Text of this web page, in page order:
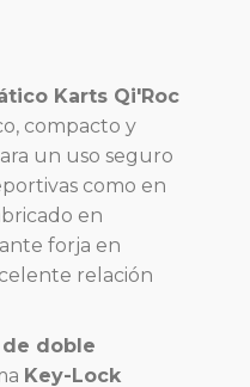
Karts Qi'Roc
compacto y
un uso seguro
como en
en
forja en
relación
doble
Key-Lock